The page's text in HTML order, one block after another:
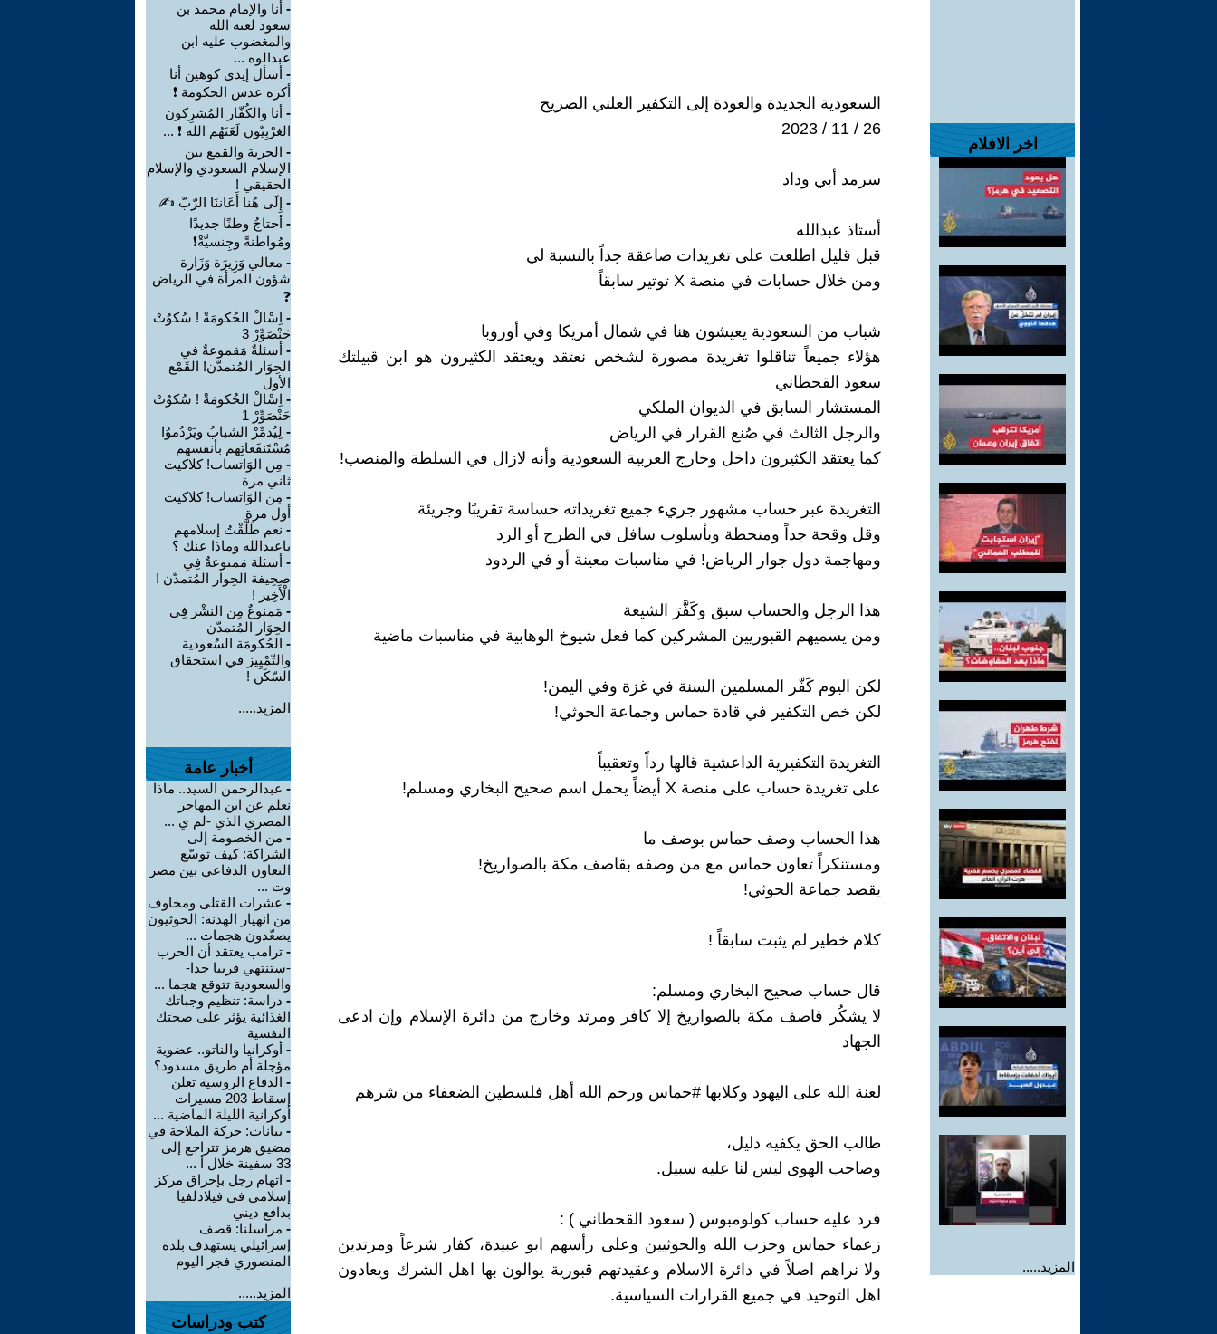
اخر الافلام
المزيد.....
السعودية الجديدة والعودة إلى التكفير العلني الصريح
26 / 11 / 2023
سرمد أبي وداد
أستاذ عبدالله
قبل قليل اطلعت على تغريدات صاعقة جداً بالنسبة لي
ومن خلال حسابات في منصة X توتير سابقاً
شباب من السعودية يعيشون هنا في شمال أمريكا وفي أوروبا
هؤلاء جميعاً تناقلوا تغريدة مصورة لشخص نعتقد ويعتقد الكثيرون هو ابن قبيلتك
سعود القحطاني
المستشار السابق في الديوان الملكي
والرجل الثالث في صُنع القرار في الرياض
كما يعتقد الكثيرون داخل وخارج العربية السعودية وأنه لازال في السلطة والمنصب!
التغريدة عبر حساب مشهور جريء جميع تغريداته حساسة تقريبًا وجريئة
وقل وقحة جداً ومنحطة وبأسلوب سافل في الطرح أو الرد
ومهاجمة دول جوار الرياض! في مناسبات معينة أو في الردود
هذا الرجل والحساب سبق وكَفَّرَ الشيعة
ومن يسميهم القبوريين المشركين كما فعل شيوخ الوهابية في مناسبات ماضية
لكن اليوم كَفّر المسلمين السنة في غزة وفي اليمن!
لكن خص التكفير في قادة حماس وجماعة الحوثي!
التغريدة التكفيرية الداعشية قالها رداً وتعقيباً
على تغريدة حساب على منصة X أيضاً يحمل اسم صحيح البخاري ومسلم!
هذا الحساب وصف حماس بوصف ما
ومستنكراً تعاون حماس مع من وصفه بقاصف مكة بالصواريخ!
يقصد جماعة الحوثي!
كلام خطير لم يثبت سابقاً !
قال حساب صحيح البخاري ومسلم:
‏لا يشكُر قاصف مكة بالصواريخ إلا كافر ومرتد وخارج من دائرة الإسلام وإن ادعى
الجهاد
لعنة الله على اليهود وكلابها ‎#حماس ورحم الله أهل فلسطين الضعفاء من شرهم
طالب الحق يكفيه دليل،
وصاحب الهوى ليس لنا عليه سبيل.
فرد عليه حساب كولومبوس ( سعود القحطاني ) :
‏زعماء حماس وحزب الله والحوثيين وعلى رأسهم ابو عبيدة، كفار شرعاً ومرتدين
ولا نراهم اصلاً في دائرة الاسلام وعقيدتهم قبورية يوالون بها اهل الشرك ويعادون
اهل التوحيد في جميع القرارات السياسية.
- أنا والإمام محمد بن
سعود لعنه الله
والمغضوب عليه ابن
عبدالوه ...
- أسأل إيدي كوهين أنا
أكره عدس الحكومة ❗
- أنا والكُفّار المُشرِكون
الغرْبِيّون لَعَنَهُم الله ❗ ...
- الحرية والقمع بين
الإسلام السعودي والإسلام
الحقيقي !
- إِلَى هُنا أَعَاننَا الرّبّ ✍
- أحتاجُ وطنًا جديدًا
ومُواطنةً وجِنسيَّةْ❗
- معالي وَزِيرَة وَزَارة
شؤون المرأة في الرياض
❓
- اِسْالْ الحُكومَةْ ! سُكوُتْ
حَنْصَوِّرْ 3
- أسئلةٌ مَقموعةٌ في
الحِوَار المُتمدّن! القَمْع
الأول
- اِسْالْ الحُكومَةْ ! سُكوُتْ
حَنْصَوِّرْ 1
- لِيُدمِّرْ الشبابُ ويَرْدُموُا
مُسْتَنقَعاتِهم بأنفسهم
- مِن الوَاتساب! كلاكيت
ثاني مرة
- مِن الوَاتساب! كلاكيت
أول مرة
- نعم طَلَّقْتُ إسلامهم
ياعبدالله وماذا عنك ؟
- أسئلة مَمنوعةٌ فِي
صحِيفة الحِوار المُتمدّن !
الْأَخِير !
- مَمنوعٌ مِن النشْر فِي
الحِوَار المُتمدّن
- الحُكومَة السُعودية
والتّمْيِيز في استحقاق
السّكَن !
المزيد.....
أخبار عامة
- عبدالرحمن السيد.. ماذا
نعلم عن ابن المهاجر
المصري الذي -لم ي ...
- من الخصومة إلى
الشراكة: كيف توسّع
التعاون الدفاعي بين مصر
وت ...
- عشرات القتلى ومخاوف
من انهيار الهدنة: الحوثيون
يصعّدون هجمات ...
- ترامب يعتقد أن الحرب
-ستنتهي قريبا جدا-
والسعودية تتوقع هجما ...
- دراسة: تنظيم وجباتك
الغذائية يؤثر على صحتك
النفسية
- أوكرانيا والناتو.. عضوية
مؤجلة أم طريق مسدود؟
- الدفاع الروسية تعلن
إسقاط 203 مسيرات
أوكرانية الليلة الماضية ...
- بيانات: حركة الملاحة في
مضيق هرمز تتراجع إلى
33 سفينة خلال أ ...
- اتهام رجل بإحراق مركز
إسلامي في فيلادلفيا
بدافع ديني
- مراسلنا: قصف
إسرائيلي يستهدف بلدة
المنصوري فجر اليوم
المزيد.....
كتب ودراسات